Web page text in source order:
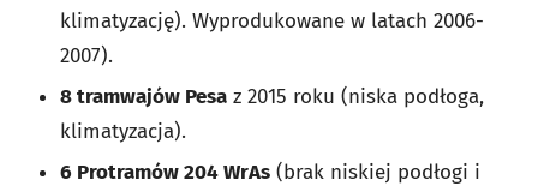
klimatyzację). Wyprodukowane w latach 2006-
2007).
8 tramwajów Pesa z 2015 roku (niska podłoga,
klimatyzacja).
6 Protramów 204 WrAs (brak niskiej podłogi i